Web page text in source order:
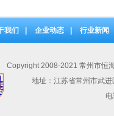
我们 企业动态 行业新闻
Copyright 2008-2021 常州市恒
地址：江苏省常州市武